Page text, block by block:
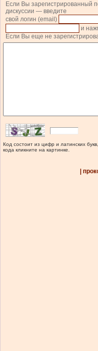
Если Вы зарегистрированный
дискуссии — введите
свой логин (email)
и
Если Вы еще не
Код состоит из цифр и латинских
кода кликните на картинке.
|